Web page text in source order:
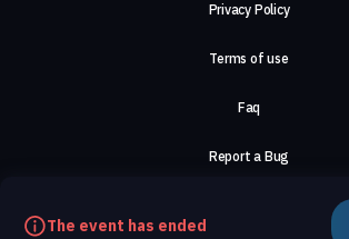
The event has ended
Privacy Policy
Terms of use
Faq
Report a Bug